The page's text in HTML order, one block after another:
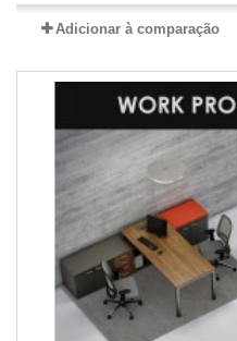
Adicionar à comparação